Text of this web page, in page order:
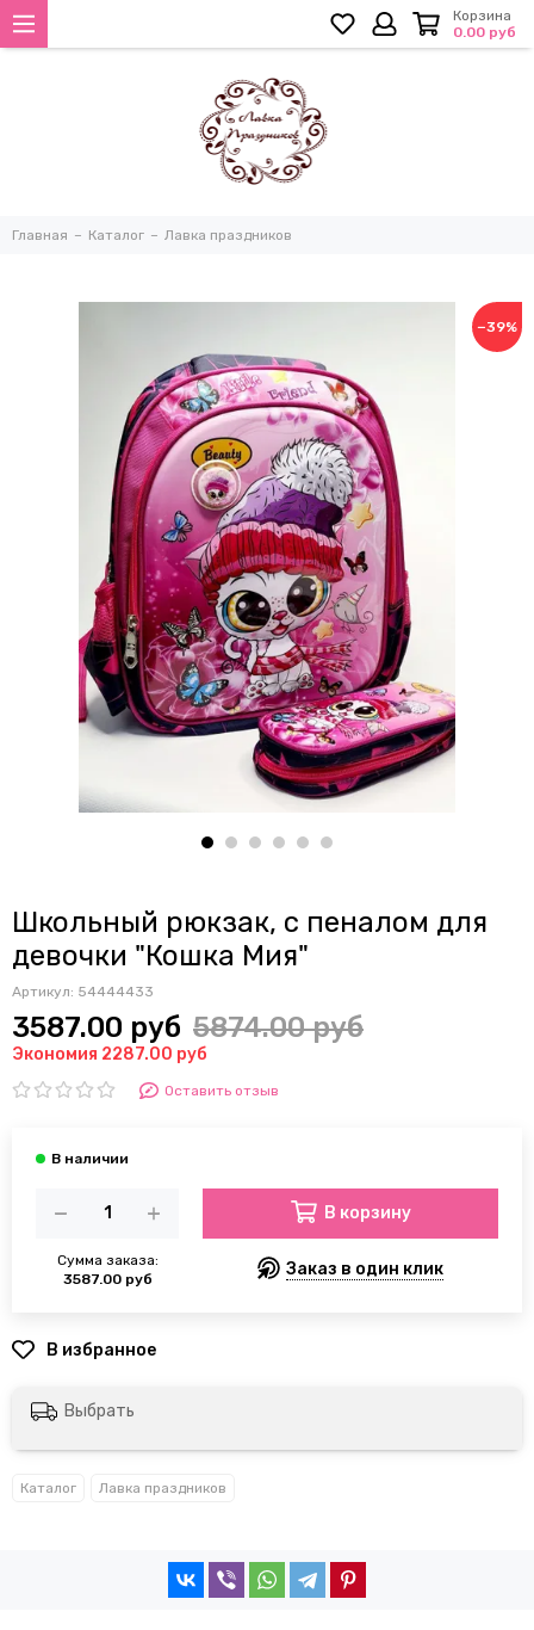
Корзина
0.00 руб
Главная Каталог Лавка праздников
−39%
Школьный рюкзак, с пеналом для
девочки "Кошка Мия"
Артикул: 54444433
3587.00 руб 5874.00 руб
Экономия 2287.00 руб
Оставить отзыв
Сумма заказа:
3587.00 руб
В корзину
Заказ в один клик
Выбрать
Каталог Лавка праздников